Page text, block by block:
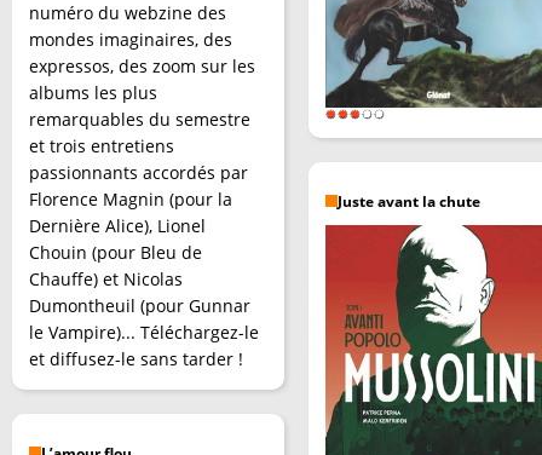
numéro du webzine des
mondes imaginaires, des
expressos, des zoom sur les
albums les plus
remarquables du semestre
et trois entretiens
passionnants accordés par
Florence Magnin (pour la
Dernière Alice), Lionel
Chouin (pour Bleu de
Chauffe) et Nicolas
Dumontheuil (pour Gunnar
le Vampire)... Téléchargez-le
et diffusez-le sans tarder !
Juste avant la chute